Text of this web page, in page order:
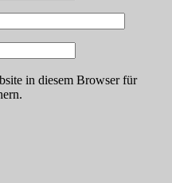
in diesem Browser für